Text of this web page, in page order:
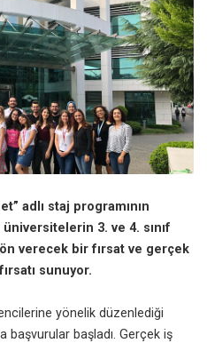
adlı staj programının
üniversitelerin 3. ve 4. sınıf
verecek bir fırsat ve gerçek
sunuyor.
yönelik düzenlediği
başvurular başladı. Gerçek iş